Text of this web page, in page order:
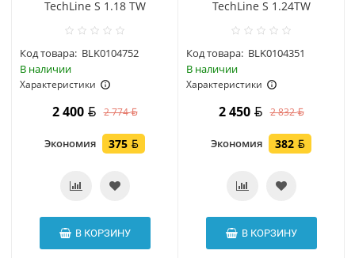
TechLine S 1.18 TW
Код товара: BLK0104752
В наличии
Характеристики
Мощность котла: 18 кВт
Камера сгорания: закрытая
2 400 2 774
Экономия 375
В КОРЗИНУ
TechLine S 1.24TW
Код товара: BLK0104351
В наличии
Характеристики
2 450 2 832
Экономия 382
В КОРЗИНУ